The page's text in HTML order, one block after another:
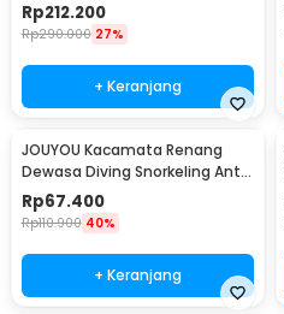
Rp212.200
Rp290.000 27%
+ Keranjang
JOUYOU Kacamata Renang
Dewasa Diving Snorkeling Anti
Fog UV Protection - E0735
Rp67.400
Rp110.900 40%
+ Keranjang